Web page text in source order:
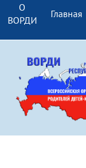
О
ВОРДИ
Главная